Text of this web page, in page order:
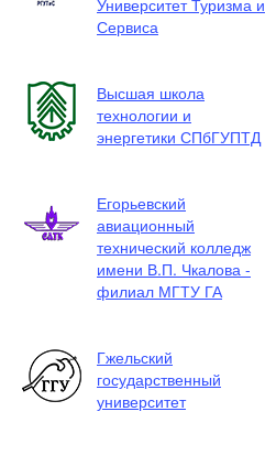
Университет Туризма и
Сервиса
Высшая школа
технологии и
энергетики СПбГУПТД
Егорьевский
авиационный
технический колледж
имени В.П. Чкалова -
филиал МГТУ ГА
Гжельский
государственный
университет